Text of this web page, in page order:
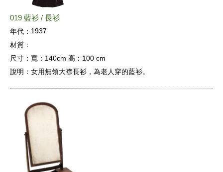
019 藍衫 / 長衫
年代： 1937
材質：
尺寸： 寬：140cm 高：100 cm
說明： 女用無領大襟長衫，為老人穿的藍衫。